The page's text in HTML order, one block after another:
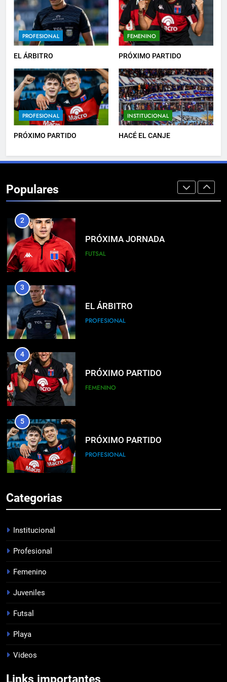
PROFESIONAL
EL ÁRBITRO
FEMENINO
PRÓXIMO PARTIDO
PROFESIONAL
PRÓXIMO PARTIDO
INSTITUCIONAL
HACÉ EL CANJE
Populares
7
EMPATE EN CASA
PROFESIONAL
8
DERROTA DE LOCAL
FUTSAL
2
PRÓXIMA JORNADA
FUTSAL
3
EL ÁRBITRO
PROFESIONAL
4
PRÓXIMO PARTIDO
FEMENINO
5
PRÓXIMO PARTIDO
PROFESIONAL
HACÉ EL CANJE
7
8
Categorias
Institucional
Profesional
Femenino
Juveniles
Futsal
Playa
Videos
Links importantes